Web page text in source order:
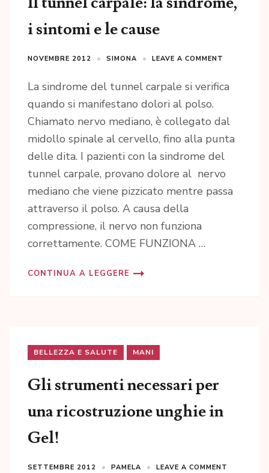
i sintomi e le cause
NOVEMBRE 2012 SIMONA LEAVE A COMMENT
La sindrome del tunnel carpale si verifica
quando si manifestano dolori al polso.
Chiamato nervo mediano, è collegato dal
midollo spinale al cervello, fino alla punta
delle dita. I pazienti con la sindrome del
tunnel carpale, provano dolore al nervo
mediano che viene pizzicato mentre passa
attraverso il polso. A causa della
compressione, il nervo non funziona
correttamente. COME FUNZIONA …
CONTINUA A LEGGERE
BELLEZZA E SALUTE MANI
Gli strumenti necessari per
una ricostruzione unghie in
Gel!
SETTEMBRE 2012 PAMELA LEAVE A COMMENT